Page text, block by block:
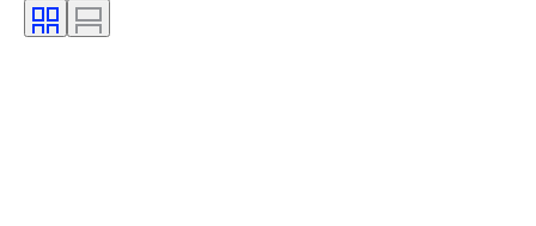
Movimento do relógio